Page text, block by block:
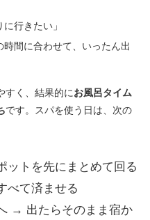
行きたい」
時間に合わせて、いったん出
すく、結果的にお風呂タイム
です。スパを使う日は、次の
ットを先にまとめて回る
べて済ませる
→ 出たらそのまま宿か